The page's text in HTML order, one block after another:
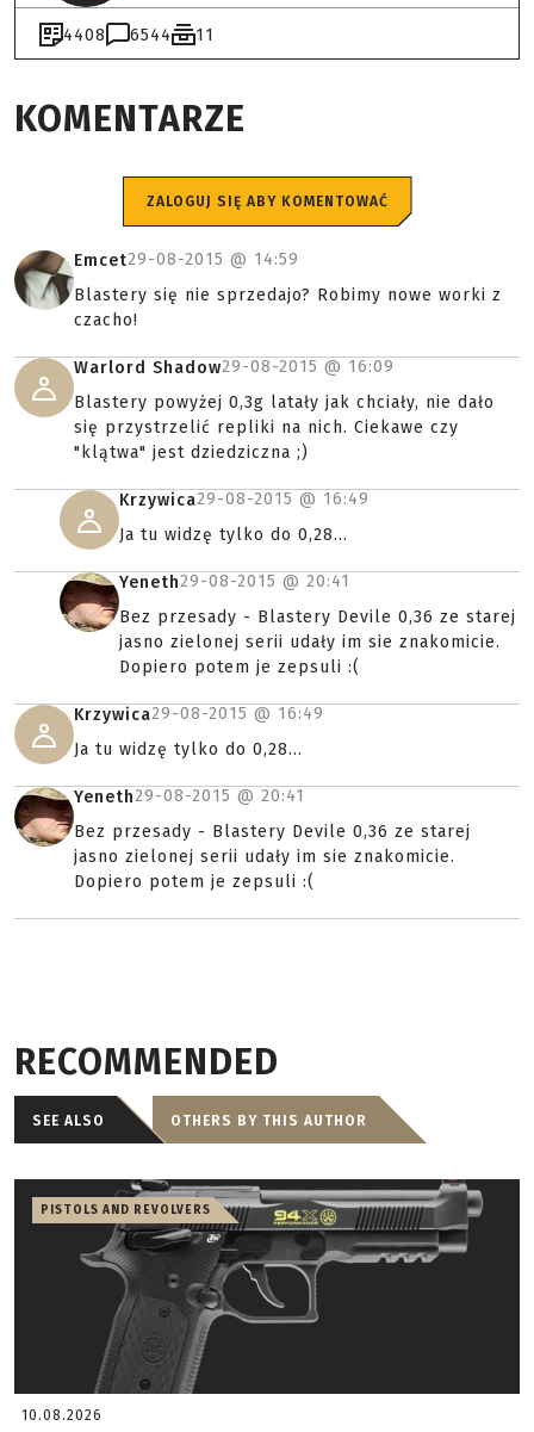
4408 6544 11
KOMENTARZE
ZALOGUJ SIĘ ABY KOMENTOWAĆ
Emcet29-08-2015 @ 14:59
Blastery się nie sprzedajo? Robimy nowe worki z
czacho!
Warlord Shadow29-08-2015 @ 16:09
Blastery powyżej 0,3g latały jak chciały, nie dało
się przystrzelić repliki na nich. Ciekawe czy
"klątwa" jest dziedziczna ;)
Krzywica29-08-2015 @ 16:49
Ja tu widzę tylko do 0,28...
Yeneth29-08-2015 @ 20:41
Bez przesady - Blastery Devile 0,36 ze starej
jasno zielonej serii udały im sie znakomicie.
Dopiero potem je zepsuli :(
Krzywica29-08-2015 @ 16:49
Ja tu widzę tylko do 0,28...
Yeneth29-08-2015 @ 20:41
Bez przesady - Blastery Devile 0,36 ze starej
jasno zielonej serii udały im sie znakomicie.
Dopiero potem je zepsuli :(
RECOMMENDED
SEE ALSO OTHERS BY THIS AUTHOR
PISTOLS AND REVOLVERS
10.08.2026